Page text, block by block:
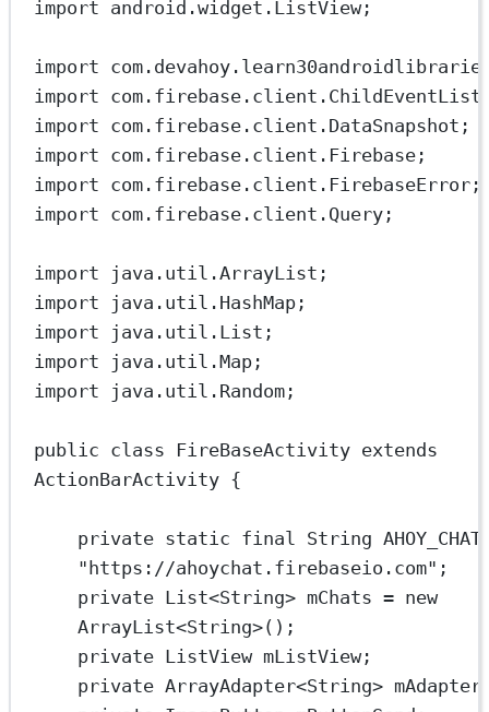
import android.widget.ListView;
import
import
import com.firebase.client.DataSnapshot;
import com.firebase.client.Firebase;
import com.firebase.client.FirebaseError;
import com.firebase.client.Query;
import java.util.ArrayList;
import java.util.HashMap;
import java.util.List;
import java.util.Map;
import java.util.Random;
public class FireBaseActivity extends
ActionBarActivity {
private static final String
"https://ahoychat.firebaseio.com" ;
private List<String> mChats = new
ArrayList<String>();
private ListView mListView;
private ArrayAdapter<String>